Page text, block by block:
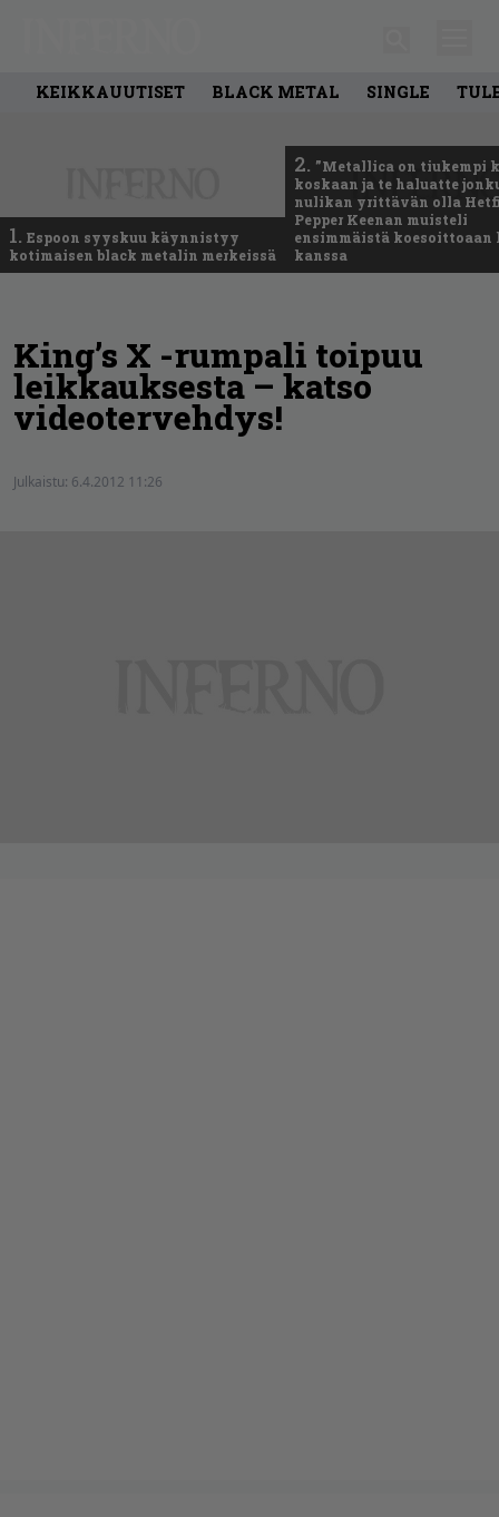
KEIKKAUUTISET BLACK METAL SINGLE
1. Espoon syyskuu käynnistyy
kotimaisen black metalin merkeissä
2. ”Metallica on tiukempi
koskaan ja te haluatte
nulikan yrittävän olla
Pepper Keenan muisteli
ensimmäistä
kanssa
King’s X -rumpali toipuu
leikkauksesta – katso
videotervehdys!
Julkaistu: 6.4.2012 11:26